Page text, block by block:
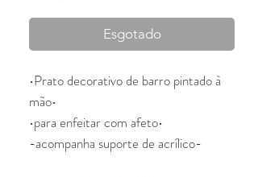
Esgotado
•Prato decorativo de barro pintado à
mão•
•para enfeitar com afeto•
-acompanha suporte de acrílico-